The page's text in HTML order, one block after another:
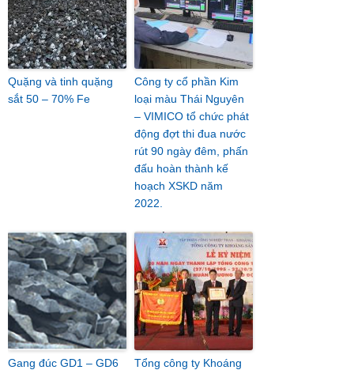
Quặng và tinh quặng
sắt 50 – 70% Fe
Công ty cổ phần Kim
loại màu Thái Nguyên
– VIMICO tổ chức phát
động đợt thi đua nước
rút 90 ngày đêm, phấn
đấu hoàn thành kế
hoạch XSKD năm
2022.
Gang đúc GD1 – GD6
Tổng công ty Khoáng